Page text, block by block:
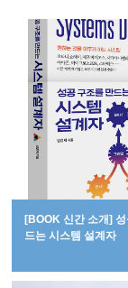
[BOOK 신간 소개]
드는 시스템 설계자